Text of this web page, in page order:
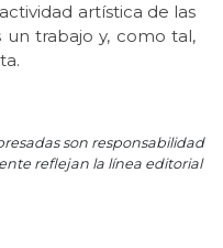
artística de las
un trabajo y, como tal,
son responsabilidad
reflejan la línea editorial